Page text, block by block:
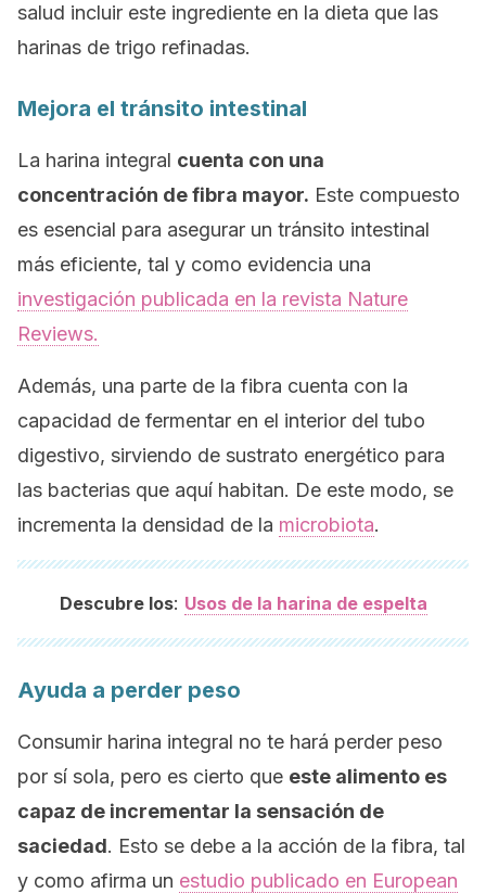
salud incluir este ingrediente en la dieta que las
harinas de trigo refinadas.
Mejora el tránsito intestinal
La harina integral cuenta con una
concentración de fibra mayor. Este compuesto
es esencial para asegurar un tránsito intestinal
más eficiente, tal y como evidencia una
investigación publicada en la revista Nature
Reviews.
Además, una parte de la fibra cuenta con la
capacidad de fermentar en el interior del tubo
digestivo, sirviendo de sustrato energético para
las bacterias que aquí habitan. De este modo, se
incrementa la densidad de la microbiota.
Descubre los: Usos de la harina de espelta
Ayuda a perder peso
Consumir harina integral no te hará perder peso
por sí sola, pero es cierto que este alimento es
capaz de incrementar la sensación de
saciedad. Esto se debe a la acción de la fibra, tal
y como afirma un estudio publicado en European